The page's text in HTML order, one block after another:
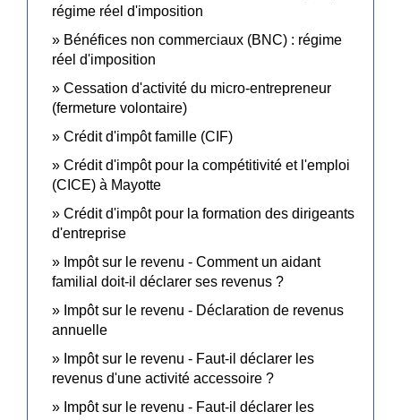
régime réel d'imposition
Bénéfices non commerciaux (BNC) : régime
réel d'imposition
Cessation d'activité du micro-entrepreneur
(fermeture volontaire)
Crédit d'impôt famille (CIF)
Crédit d'impôt pour la compétitivité et l'emploi
(CICE) à Mayotte
Crédit d'impôt pour la formation des dirigeants
d'entreprise
Impôt sur le revenu - Comment un aidant
familial doit-il déclarer ses revenus ?
Impôt sur le revenu - Déclaration de revenus
annuelle
Impôt sur le revenu - Faut-il déclarer les
revenus d'une activité accessoire ?
Impôt sur le revenu - Faut-il déclarer les